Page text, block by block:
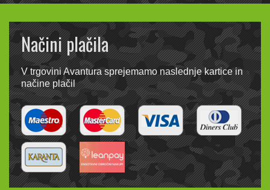
Načini plačila
V trgovini Avantura sprejemamo naslednje kartice in
načine plačil